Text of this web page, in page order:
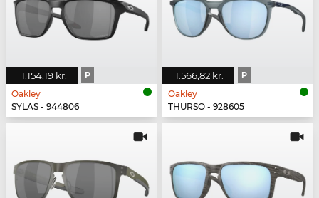
1.154,19 kr. P
Oakley
SYLAS - 944806
1.566,82 kr. P
Oakley
THURSO - 928605